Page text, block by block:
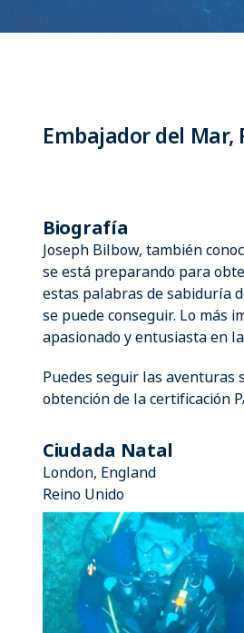
Embajador del Mar,
Biografía
Joseph Bilbow, también
se está preparando para
estas palabras de sabiduría
se puede conseguir. Lo más
apasionado y entusiasta en
Puedes seguir las aventuras
obtención de la certificación
Ciudada Natal
London, England
Reino Unido